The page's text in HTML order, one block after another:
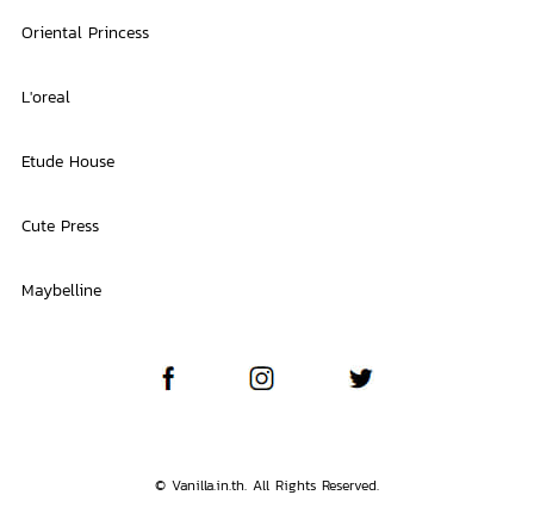
Oriental Princess
L'oreal
Etude House
Cute Press
Maybelline
© Vanilla.in.th. All Rights Reserved.